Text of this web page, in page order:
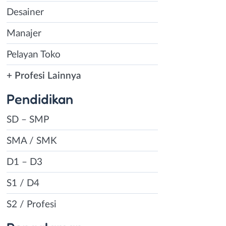
Desainer
Manajer
Pelayan Toko
+ Profesi Lainnya
Pendidikan
SD – SMP
SMA / SMK
D1 – D3
S1 / D4
S2 / Profesi